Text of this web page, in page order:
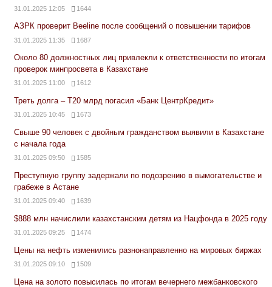
31.01.2025 12:05 1644
АЗРК проверит Beeline после сообщений о повышении тарифов
31.01.2025 11:35 1687
Около 80 должностных лиц привлекли к ответственности по итогам
проверок минпросвета в Казахстане
31.01.2025 11:00 1612
Треть долга – Т20 млрд погасил «Банк ЦентрКредит»
31.01.2025 10:45 1673
Свыше 90 человек с двойным гражданством выявили в Казахстане
с начала года
31.01.2025 09:50 1585
Преступную группу задержали по подозрению в вымогательстве и
грабеже в Астане
31.01.2025 09:40 1639
$888 млн начислили казахстанским детям из Нацфонда в 2025 году
31.01.2025 09:25 1474
Цены на нефть изменились разнонаправленно на мировых биржах
31.01.2025 09:10 1509
Цена на золото повысилась по итогам вечернего межбанковского